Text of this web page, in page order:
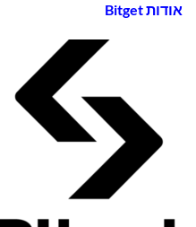
אודות Bitget